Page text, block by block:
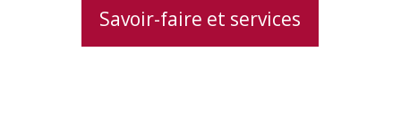
Savoir-faire et services